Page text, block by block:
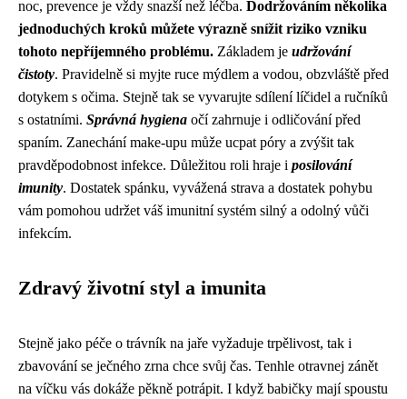
noc, prevence je vždy snazší než léčba. Dodržováním několika
jednoduchých kroků můžete výrazně snížit riziko vzniku
tohoto nepříjemného problému. Základem je udržování
čistoty. Pravidelně si myjte ruce mýdlem a vodou, obzvláště před
dotykem s očima. Stejně tak se vyvarujte sdílení líčidel a ručníků
s ostatními. Správná hygiena očí zahrnuje i odličování před
spaním. Zanechání make-upu může ucpat póry a zvýšit tak
pravděpodobnost infekce. Důležitou roli hraje i posilování
imunity. Dostatek spánku, vyvážená strava a dostatek pohybu
vám pomohou udržet váš imunitní systém silný a odolný vůči
infekcím.
Zdravý životní styl a imunita
Stejně jako péče o trávník na jaře vyžaduje trpělivost, tak i
zbavování se ječného zrna chce svůj čas. Tenhle otravnej zánět
na víčku vás dokáže pěkně potrápit. I když babičky mají spoustu